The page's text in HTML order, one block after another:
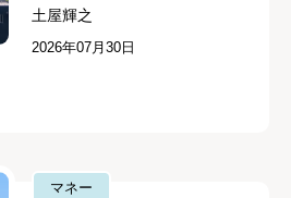
土屋輝之
2026年07月30日
マネー